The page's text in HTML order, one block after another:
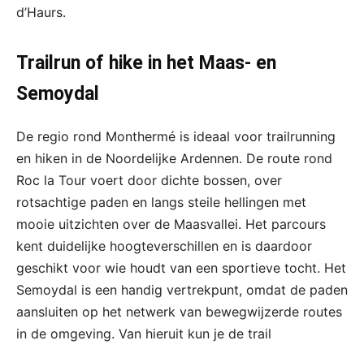
d’Haurs.
Trailrun of hike in het Maas- en
Semoydal
De regio rond Monthermé is ideaal voor trailrunning
en hiken in de Noordelijke Ardennen. De route rond
Roc la Tour voert door dichte bossen, over
rotsachtige paden en langs steile hellingen met
mooie uitzichten over de Maasvallei. Het parcours
kent duidelijke hoogteverschillen en is daardoor
geschikt voor wie houdt van een sportieve tocht. Het
Semoydal is een handig vertrekpunt, omdat de paden
aansluiten op het netwerk van bewegwijzerde routes
in de omgeving. Van hieruit kun je de trail